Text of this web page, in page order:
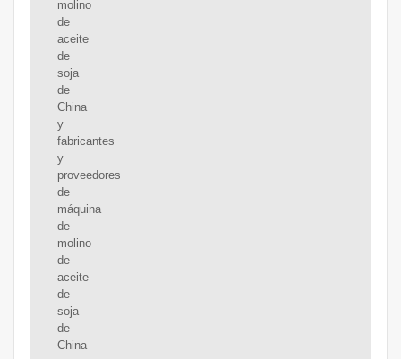
molino
de
aceite
de
soja
de
China
y
fabricantes
y
proveedores
de
máquina
de
molino
de
aceite
de
soja
de
China